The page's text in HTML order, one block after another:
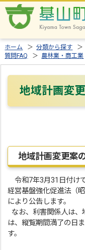
ホーム ＞分類から探す ＞
質問FAQ
＞ 農林業・商工業
地域計画変
地域計画変更案
令和7年3月31日付け
経営基盤強化促進法（
により公告します。
なお、利害関係人は
は、縦覧期間満了の日
す。